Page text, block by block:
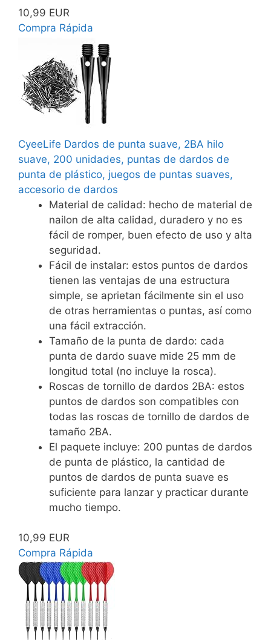
10,99 EUR
Compra Rápida
CyeeLife Dardos de punta suave, 2BA hilo
suave, 200 unidades, puntas de dardos de
punta de plástico, juegos de puntas suaves,
accesorio de dardos
Material de calidad: hecho de material de
nailon de alta calidad, duradero y no es
fácil de romper, buen efecto de uso y alta
seguridad.
Fácil de instalar: estos puntos de dardos
tienen las ventajas de una estructura
simple, se aprietan fácilmente sin el uso
de otras herramientas o puntas, así como
una fácil extracción.
Tamaño de la punta de dardo: cada
punta de dardo suave mide 25 mm de
longitud total (no incluye la rosca).
Roscas de tornillo de dardos 2BA: estos
puntos de dardos son compatibles con
todas las roscas de tornillo de dardos de
tamaño 2BA.
El paquete incluye: 200 puntas de dardos
de punta de plástico, la cantidad de
puntos de dardos de punta suave es
suficiente para lanzar y practicar durante
mucho tiempo.
10,99 EUR
Compra Rápida